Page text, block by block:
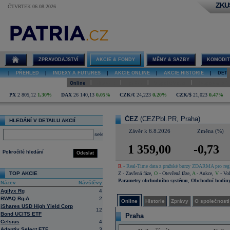
ČTVRTEK 06.08.2026
ČEZ online
ZPRAVODAJSTVÍ AKCIE & FONDY MĚNY & SAZBY
PŘEHLED INDEXY A FUTURES AKCIE ONLINE AKCIE HISTORIE
Online
PX 2 805,12 1,30% DAX 26 140,13 0,05% CZK/€ 24,223 0,20% CZK/$ 21,023 0,47%
HLEDÁNÍ V DETAILU AKCIÍ
select
Odeslat
Pokročilé hledání
TOP AKCIE
Název
Návštěvy
Agilyx Rg
4
BWAQ Rg-A
2
iShares USD High Yield Corp
Bond UCITS ETF
12
Celsius
4
ČEZ (CEZPbl.PR, Praha)
Závěr k 6.8.2026 Změna (%)
1 359,00 -0,73
R - Real-Time data z pražské burzy ZDARMA pro
Z - Zavřená fáze O - Otevřená fáze A - Aukce V -
Parametry obchodního systému
Obchodní
Online Historie Zprávy O společnosti
Praha